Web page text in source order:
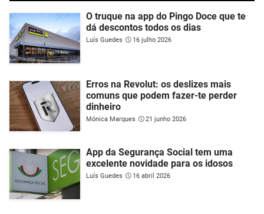
O truque na app do Pingo Doce que te
dá descontos todos os dias
Luís Guedes 16 julho 2026
Erros na Revolut: os deslizes mais
comuns que podem fazer-te perder
dinheiro
Mónica Marques 21 junho 2026
App da Segurança Social tem uma
excelente novidade para os idosos
Luís Guedes 16 abril 2026